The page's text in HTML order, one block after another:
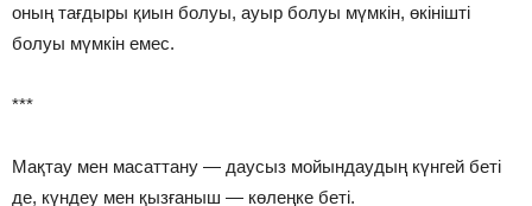
оның тағдыры қиын болуы, ауыр болуы мүмкін, өкінішті
болуы мүмкін емес.
***
Мақтау мен масаттану — даусыз мойындаудың күнгей беті
де, күндеу мен қызғаныш — көлеңке беті.